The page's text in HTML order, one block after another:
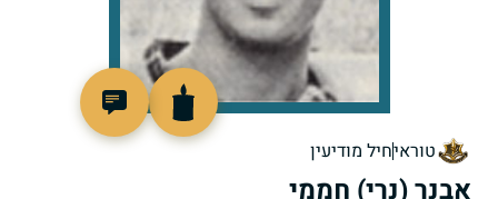
טוראיחיל מודיעין
אבנר (נרי) חממי